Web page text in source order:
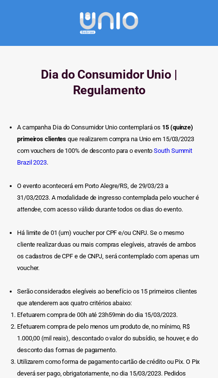
Dia do Consumidor Unio |
Regulamento
A campanha Dia do Consumidor Unio contemplará os 15 (quinze)
primeiros clientes que realizarem compra na Unio em 15/03/2023
com vouchers de 100% de desconto para o eventoSouth Summit
Brazil 2023.
O evento acontecerá em Porto Alegre/RS, de 29/03/23 a
31/03/2023. A modalidade de ingresso contemplada pelo voucher é
attendee, com acesso válido durante todos os dias do evento.
Há limite de 01 (um) voucher por CPF e/ou CNPJ. Se o mesmo
cliente realizar duas ou mais compras elegíveis, através de ambos
os cadastros de CPF e de CNPJ, será contemplado com apenas um
voucher.
Serão considerados elegíveis ao benefício os 15 primeiros clientes
que atenderem aos quatro critérios abaixo:
Efetuarem compra de 00h até 23h59min do dia 15/03/2023.
Efetuarem compra de pelo menos um produto de, no mínimo, R$
1.000,00 (mil reais), descontado o valor do subsídio, se houver, e do
desconto das formas de pagamento.
Utilizarem como forma de pagamento cartão de crédito ou Pix. O Pix
deverá ser pago, obrigatoriamente, no dia 15/03/2023. Pedidos